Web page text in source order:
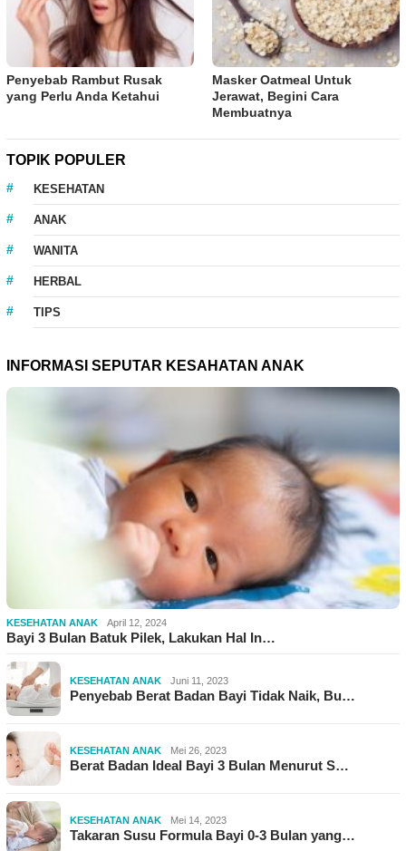
Penyebab Rambut Rusak
yang Perlu Anda Ketahui
Masker Oatmeal Untuk
Jerawat, Begini Cara
Membuatnya
TOPIK POPULER
KESEHATAN
ANAK
WANITA
HERBAL
TIPS
INFORMASI SEPUTAR KESAHATAN ANAK
KESEHATAN ANAK April 12, 2024
Bayi 3 Bulan Batuk Pilek, Lakukan Hal In…
KESEHATAN ANAK Juni 11, 2023
Penyebab Berat Badan Bayi Tidak Naik, Bu…
KESEHATAN ANAK Mei 26, 2023
Berat Badan Ideal Bayi 3 Bulan Menurut S…
KESEHATAN ANAK Mei 14, 2023
Takaran Susu Formula Bayi 0-3 Bulan yang…